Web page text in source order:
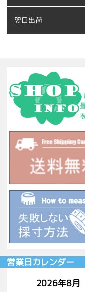
翌日出荷
営業日カレンダー
2026年8月